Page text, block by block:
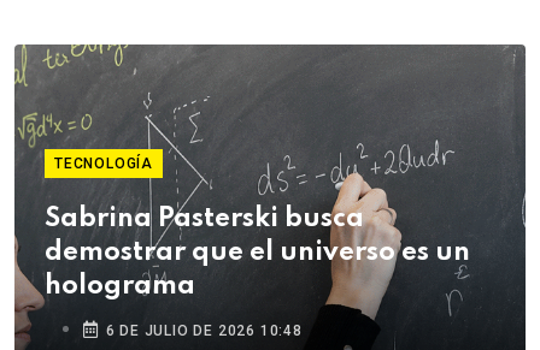
TECNOLOGÍA
Sabrina Pasterski busca
demostrar que el universo es un
holograma
6 DE JULIO DE 2026 10:48